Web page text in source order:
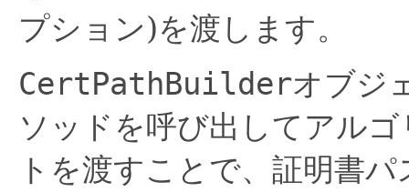
プション)を渡します。
CertPathBuilderオブジ
ソッドを呼び出してアル
トを渡すことで、証明書